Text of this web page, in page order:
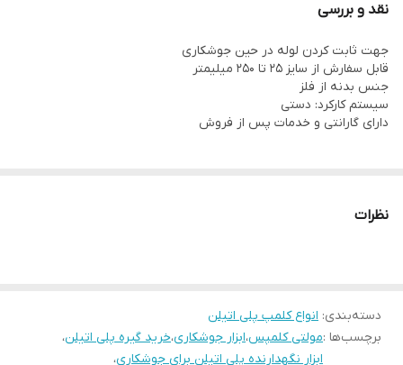
نقد و بررسی
جهت ثابت کردن لوله در حین جوشکاری
قابل سفارش از سایز 25 تا 250 میلیمتر
جنس بدنه از فلز
سیستم کارکرد: دستی
دارای گارانتی و خدمات پس از فروش
نظرات
دسته‌بندی: انواع کلمپ پلی اتیلن
برچسب‌ها :مولتی کلمپس،ابزار جوشکاری،خرید گیره پلی اتیلن،
ابزار نگهدارنده پلی اتیلن برای جوشکاری،